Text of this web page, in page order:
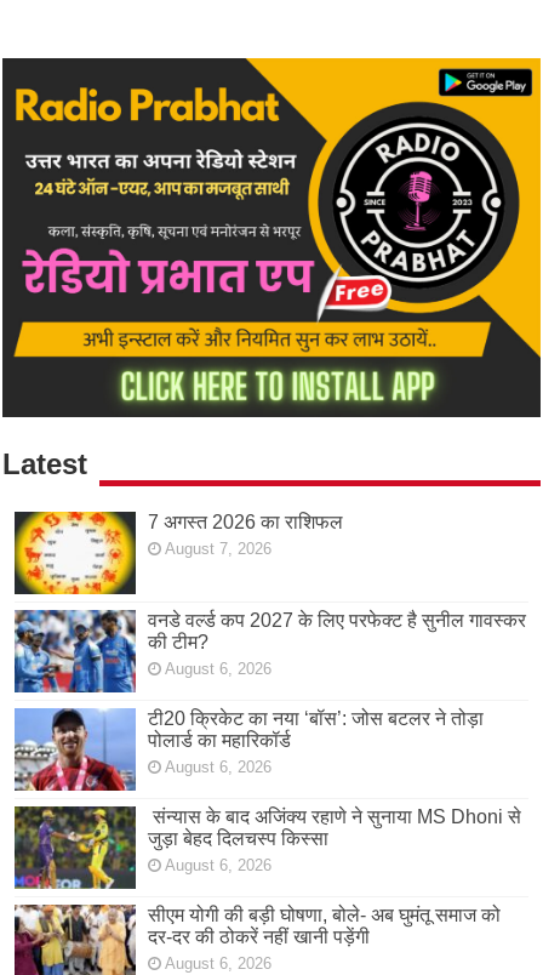
Latest
7 अगस्त 2026 का राशिफल
August 7, 2026
वनडे वर्ल्ड कप 2027 के लिए परफेक्ट है सुनील गावस्कर
की टीम?
August 6, 2026
टी20 क्रिकेट का नया ‘बॉस’: जोस बटलर ने तोड़ा
पोलार्ड का महारिकॉर्ड
August 6, 2026
संन्यास के बाद अजिंक्‍य रहाणे ने सुनाया MS Dhoni से
जुड़ा बेहद दिलचस्प किस्सा
August 6, 2026
सीएम योगी की बड़ी घोषणा, बोले- अब घुमंतू समाज को
दर-दर की ठोकरें नहीं खानी पड़ेंगी
August 6, 2026